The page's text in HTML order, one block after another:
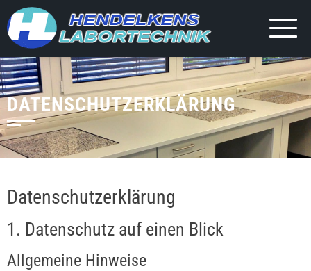
DATENSCHUTZERKLÄRUNG
Datenschutzerklärung
1. Datenschutz auf einen Blick
Allgemeine Hinweise